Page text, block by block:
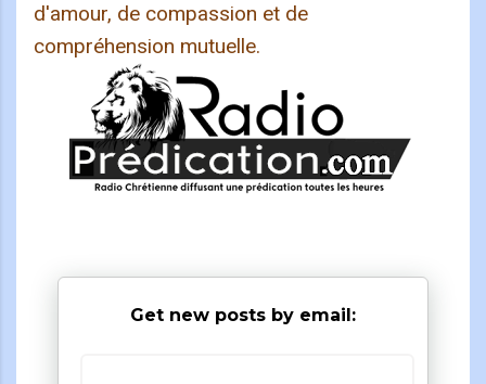
d'amour, de compassion et de
compréhension mutuelle.
Get new posts by email: